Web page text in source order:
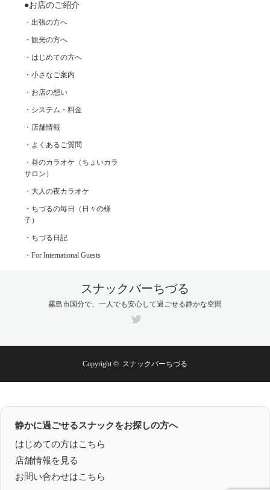
●お店のご紹介
・出張の方へ
・観光の方へ
・はじめての方へ
・小さなご案内
・お店の想い
・システム・料金
・店舗情報
・よくあるご質問
・昼のカラオケ（ちょいカラ
サロン）
・大人の夜カラオケ
・ちづるの毎日（日々の様
子）
・ちづる日記
・For International Guests
スナックバーちづる
霧島市国分で、一人でも安心して過ごせる静かな空間
Copyright © スナックバーちづる
静かに過ごせるスナックをお探しの方へ
はじめての方はこちら
店舗情報を見る
お問い合わせはこちら